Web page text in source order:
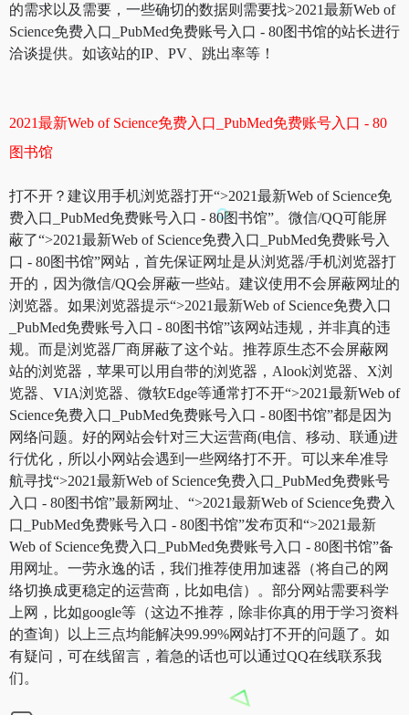
的需求以及需要，一些确切的数据则需要找>2021最新Web of
Science免费入口_PubMed免费账号入口 - 80图书馆的站长进行
洽谈提供。如该站的IP、PV、跳出率等！
2021最新Web of Science免费入口_PubMed免费账号入口 - 80
图书馆
打不开？建议用手机浏览器打开“>2021最新Web of Science免
费入口_PubMed免费账号入口 - 80图书馆”。微信/QQ可能屏
蔽了“>2021最新Web of Science免费入口_PubMed免费账号入
口 - 80图书馆”网站，首先保证网址是从浏览器/手机浏览器打
开的，因为微信/QQ会屏蔽一些站。建议使用不会屏蔽网址的
浏览器。如果浏览器提示“>2021最新Web of Science免费入口
_PubMed免费账号入口 - 80图书馆”该网站违规，并非真的违
规。而是浏览器厂商屏蔽了这个站。推荐原生态不会屏蔽网
站的浏览器，苹果可以用自带的浏览器，Alook浏览器、X浏
览器、VIA浏览器、微软Edge等通常打不开“>2021最新Web of
Science免费入口_PubMed免费账号入口 - 80图书馆”都是因为
网络问题。好的网站会针对三大运营商(电信、移动、联通)进
行优化，所以小网站会遇到一些网络打不开。可以来牟准导
航寻找“>2021最新Web of Science免费入口_PubMed免费账号
入口 - 80图书馆”最新网址、“>2021最新Web of Science免费入
口_PubMed免费账号入口 - 80图书馆”发布页和“>2021最新
Web of Science免费入口_PubMed免费账号入口 - 80图书馆”备
用网址。一劳永逸的话，我们推荐使用加速器（将自己的网
络切换成更稳定的运营商，比如电信）。部分网站需要科学
上网，比如google等（这边不推荐，除非你真的用于学习资料
的查询）以上三点均能解决99.99%网站打不开的问题了。如
有疑问，可在线留言，着急的话也可以通过QQ在线联系我
们。